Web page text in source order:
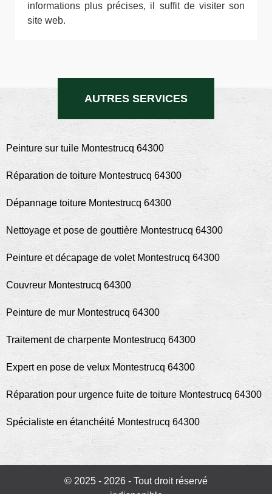
informations plus précises, il suffit de visiter son
site web.
AUTRES SERVICES
Peinture sur tuile Montestrucq 64300
Réparation de toiture Montestrucq 64300
Dépannage toiture Montestrucq 64300
Nettoyage et pose de gouttière Montestrucq 64300
Peinture et décapage de volet Montestrucq 64300
Couvreur Montestrucq 64300
Peinture de mur Montestrucq 64300
Traitement de charpente Montestrucq 64300
Expert en pose de velux Montestrucq 64300
Réparation pour urgence fuite de toiture Montestrucq 64300
Spécialiste en étanchéité Montestrucq 64300
© 2025 - 2026 - Tout droit réservé